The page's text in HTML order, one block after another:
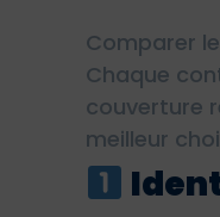
Comparer
Chaque
couverture
meilleur